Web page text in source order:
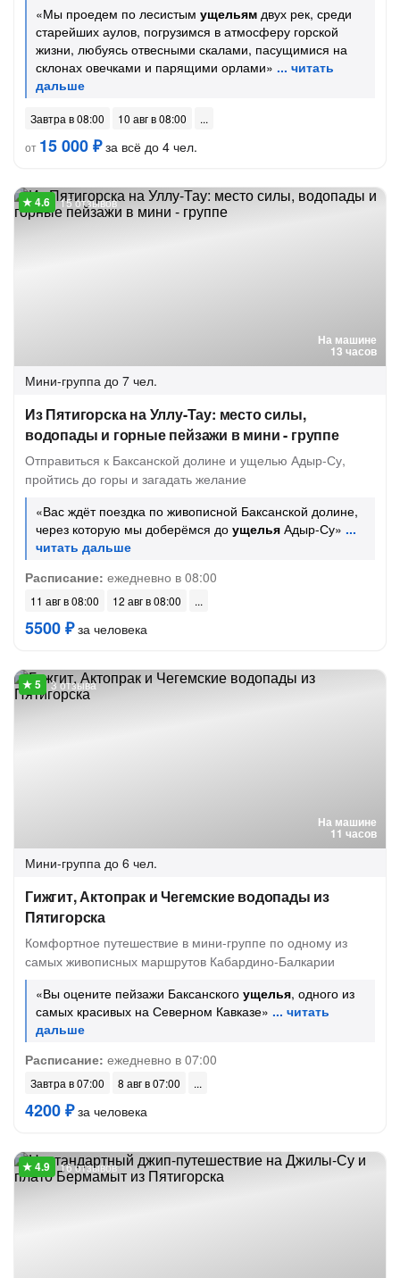
«Мы проедем по лесистым ущельям двух рек, среди
старейших аулов, погрузимся в атмосферу горской
жизни, любуясь отвесными скалами, пасущимися на
склонах овечками и парящими орлами»
Завтра в 08:00
10 авг в 08:00
от 15 000 ₽за всё до 4 чел.
На машине
13 часов
15 отзывов
Мини-группа до 7 чел.
Из Пятигорска на Уллу-Тау: место силы,
водопады и горные пейзажи в мини - группе
Отправиться к Баксанской долине и ущелью Адыр-Су,
пройтись до горы и загадать желание
«Вас ждёт поездка по живописной Баксанской долине,
через которую мы доберёмся до ущелья Адыр-Су»
Расписание: ежедневно в 08:00
11 авг в 08:00 12 авг в 08:00
5500 ₽за человека
На машине
11 часов
3 отзыва
Мини-группа до 6 чел.
Гижгит, Актопрак и Чегемские водопады из
Пятигорска
Комфортное путешествие в мини-группе по одному из
самых живописных маршрутов Кабардино-Балкарии
«Вы оцените пейзажи Баксанского ущелья, одного из
самых красивых на Северном Кавказе»
Расписание: ежедневно в 07:00
Завтра в 07:00 8 авг в 07:00
4200 ₽за человека
16 отзывов